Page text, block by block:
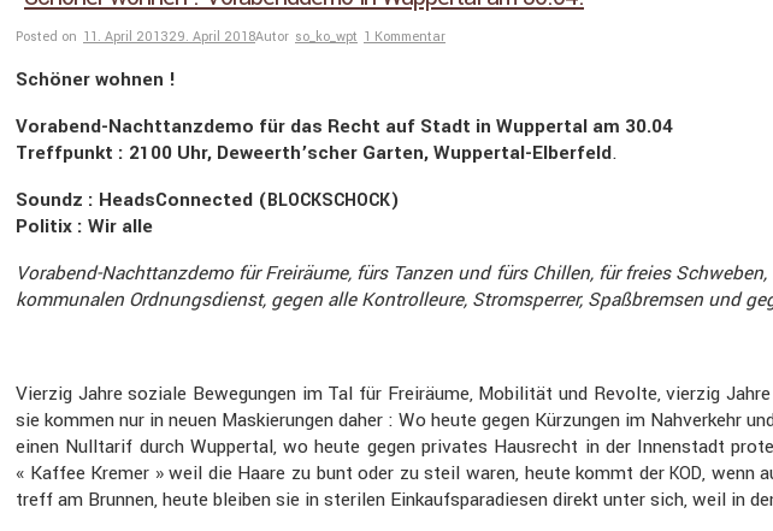
Posted on 11. April 201329. April 2018Autor so_ko_wpt 1 Kommentar
Schöner wohnen !
Vorabend-Nacht­tanz­demo für das Recht auf Stadt in Wuppertal am 30.04
Treff­punkt : 2100 Uhr, Deweerth’scher Garten, Wuppertal-Elber­feld.
Soundz : HeadsCon­nected (BLOCKSCHOCK)
Politix : Wir alle
Vorabend-Nacht­tanz­demo für Freiräume, fürs Tanzen und fürs Chillen, für freies
kommu­nalen Ordnungs­dienst, gegen alle Kontrol­leure, Strom­sperrer, Spaßbremsen und
Vierzig Jahre soziale Bewegungen im Tal für Freiräume, Mobilität und Revolte, vierzig
sie kommen nur in neuen Maskie­rungen daher : Wo heute gegen Kürzungen im Nahver­kehr
einen Nulltarif durch Wuppertal, wo heute gegen privates Hausrecht in der Innen­stadt
« Kaffee Kremer » weil die Haare zu bunt oder zu steil waren, heute kommt derKOD, wenn
treff am Brunnen, heute bleiben sie in sterilen Einkaufs­pa­ra­diesen direkt unter sich, weil in